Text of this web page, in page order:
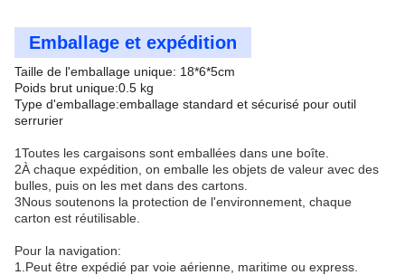
Emballage et expédition
Taille de l'emballage unique: 18*6*5cm
Poids brut unique:0.5 kg
Type d'emballage:emballage standard et sécurisé pour outil
serrurier
1Toutes les cargaisons sont emballées dans une boîte.
2À chaque expédition, on emballe les objets de valeur avec des
bulles, puis on les met dans des cartons.
3Nous soutenons la protection de l'environnement, chaque
carton est réutilisable.
Pour la navigation:
1.Peut être expédié par voie aérienne, maritime ou express.